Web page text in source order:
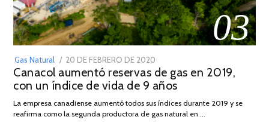
03
Gas Natural
POSTED
ON
20 DE FEBRERO DE 2020
DE
JULIO
2025
Canacol aumentó reservas de gas en 2019,
con un índice de vida de 9 años
La empresa canadiense aumentó todos sus índices durante 2019 y se
reafirma como la segunda productora de gas natural en …